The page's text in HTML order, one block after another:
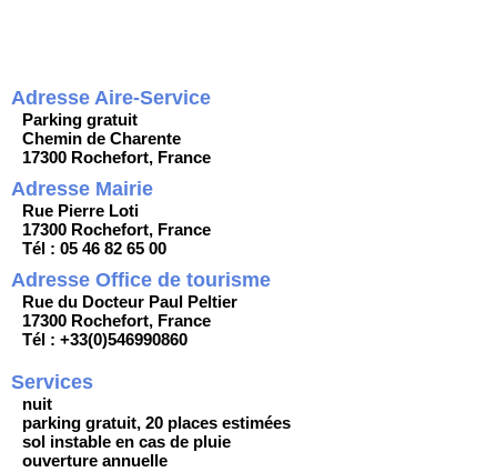
Adresse Aire-Service
Parking gratuit
Chemin de Charente
17300 Rochefort, France
Adresse Mairie
Rue Pierre Loti
17300 Rochefort, France
Tél : 05 46 82 65 00
Adresse Office de tourisme
Rue du Docteur Paul Peltier
17300 Rochefort, France
Tél : +33(0)546990860
Services
nuit
parking gratuit, 20 places estimées
sol instable en cas de pluie
ouverture annuelle